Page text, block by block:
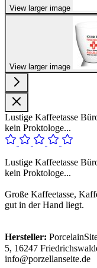
View larger image
View larger image
Lustige Kaffeetasse
kein Proktologe...
Lustige Kaffeetasse
kein Proktologe...
Große Kaffeetasse,
gut in der Hand liegt.
Hersteller:
5, 16247
info@porzellanseite.de